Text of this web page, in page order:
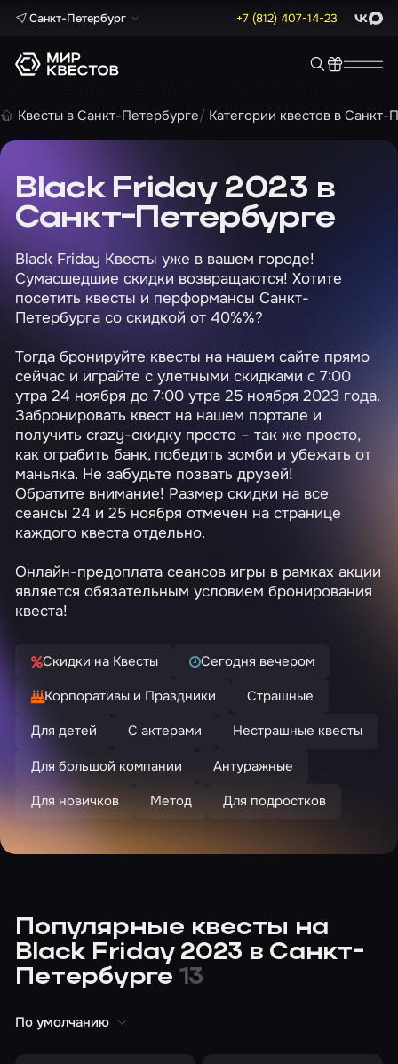
Санкт-Петербург +7 (812) 407-14-23 Max
Квесты в Санкт-Петербурге Категории квестов в Санкт-
Black Friday 2023 в
Санкт-Петербурге
Black Friday Квесты уже в вашем городе!
Сумасшедшие скидки возвращаются! Хотите
посетить квесты и перформансы Санкт-
Петербурга со скидкой от 40%%?
Тогда бронируйте квесты на нашем сайте прямо
сейчас и играйте с улетными скидками с 7:00
утра 24 ноября до 7:00 утра 25 ноября 2023 года.
Забронировать квест на нашем портале и
получить crazy-скидку просто – так же просто,
как ограбить банк, победить зомби и убежать от
маньяка. Не забудьте позвать друзей!
Обратите внимание! Размер скидки на все
сеансы 24 и 25 ноября отмечен на странице
каждого квеста отдельно.
Онлайн-предоплата сеансов игры в рамках акции
является обязательным условием бронирования
квеста!
Скидки на Квесты
Сегодня вечером
Корпоративы и Праздники
Страшные
Для детей
С актерами
Нестрашные квесты
Для большой компании
Антуражные
Для новичков
Метод Для подростков
Популярные квесты на
Black Friday 2023 в Санкт-
Петербурге 13
По умолчанию